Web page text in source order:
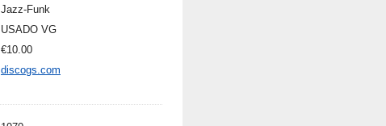
Jazz-Funk
USADO VG
€10.00
discogs.com